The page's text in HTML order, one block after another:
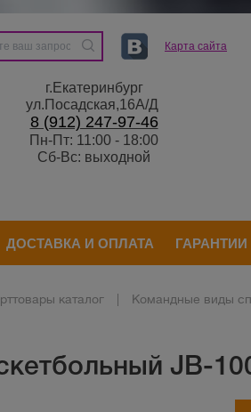
Карта сайта
г.Екатеринбург
ул.Посадская,16А/Д
8 (912) 247-97-46
Пн-Пт: 11:00 - 18:00
Сб-Вс: выходной
ДОСТАВКА И ОПЛАТА ГАРАНТИИ
каталог Командные виды
JB-